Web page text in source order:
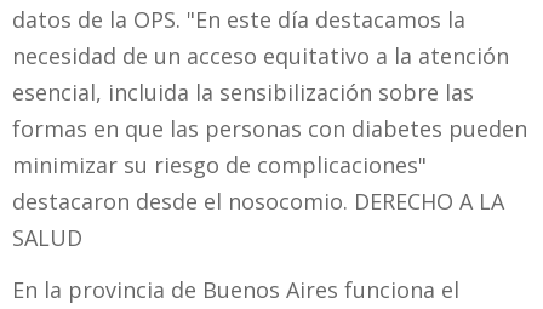
datos de la OPS. "En este día destacamos la
necesidad de un acceso equitativo a la atención
esencial, incluida la sensibilización sobre las
formas en que las personas con diabetes pueden
minimizar su riesgo de complicaciones"
destacaron desde el nosocomio. DERECHO A LA
SALUD
En la provincia de Buenos Aires funciona el